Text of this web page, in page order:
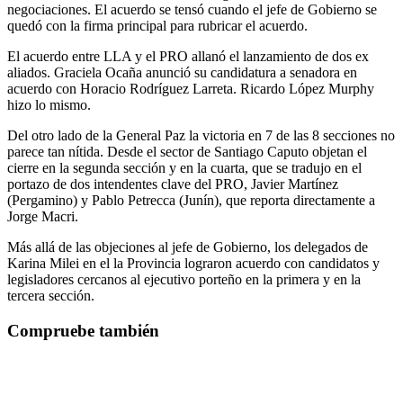
negociaciones. El acuerdo se tensó cuando el jefe de Gobierno se
quedó con la firma principal para rubricar el acuerdo.
El acuerdo entre LLA y el PRO allanó el lanzamiento de dos ex
aliados. Graciela Ocaña anunció su candidatura a senadora en
acuerdo con Horacio Rodríguez Larreta. Ricardo López Murphy
hizo lo mismo.
Del otro lado de la General Paz la victoria en 7 de las 8 secciones no
parece tan nítida. Desde el sector de Santiago Caputo objetan el
cierre en la segunda sección y en la cuarta, que se tradujo en el
portazo de dos intendentes clave del PRO, Javier Martínez
(Pergamino) y Pablo Petrecca (Junín), que reporta directamente a
Jorge Macri.
Más allá de las objeciones al jefe de Gobierno, los delegados de
Karina Milei en el la Provincia lograron acuerdo con candidatos y
legisladores cercanos al ejecutivo porteño en la primera y en la
tercera sección.
Compruebe también